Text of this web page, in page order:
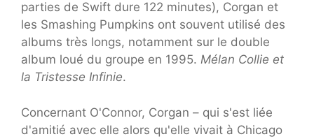
parties de Swift dure 122 minutes), Corgan et
les Smashing Pumpkins ont souvent utilisé des
albums très longs, notamment sur le double
album loué du groupe en 1995. Mélan Collie et
la Tristesse Infinie.
Concernant O'Connor, Corgan – qui s'est liée
d'amitié avec elle alors qu'elle vivait à Chicago